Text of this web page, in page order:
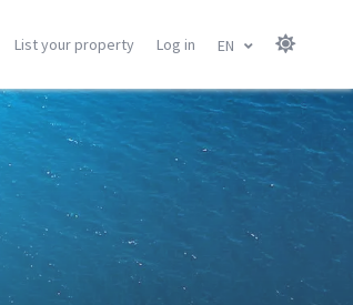
Islands
Balearic Islands
Menorca
Mallorca
Ibiza
All locations
List your property Log in EN